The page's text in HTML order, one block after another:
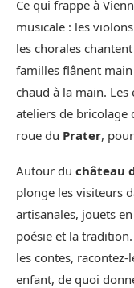
Ce qui frappe à
musicale : les
les chorales
familles flânent
chaud à la main.
ateliers de bricolage
roue du Prater,
Autour du château
plonge les visiteurs
artisanales, jouets
poésie et la
les contes,
enfant, de quoi